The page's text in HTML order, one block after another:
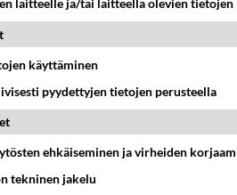
Puijontornissa
hujakka kääpi Puijontornissa?...
laitteelle ja/tai laitteella olevien
käyttäminen
pyydettyjen tietojen perusteella
ehkäiseminen ja virheiden
tekninen jakelu